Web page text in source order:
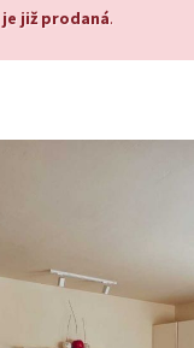
je již prodaná.